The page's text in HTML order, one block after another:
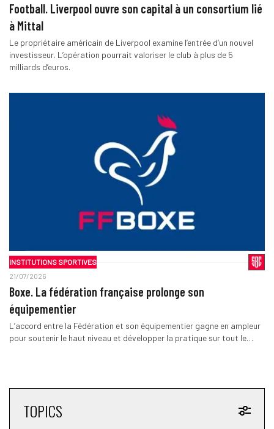
Football. Liverpool ouvre son capital à un consortium lié
à Mittal
Le propriétaire américain de Liverpool examine l’entrée d’un nouvel
investisseur. L’opération pourrait valoriser le club à plus de 5
milliards d’euros.
INSTITUTIONS SPORTIVES
21/07/2026
Boxe. La fédération française prolonge son
équipementier
L’accord entre la Fédération et son équipementier gagne en ampleur
pour soutenir le haut niveau et développer la pratique sur tout le…
TOPICS